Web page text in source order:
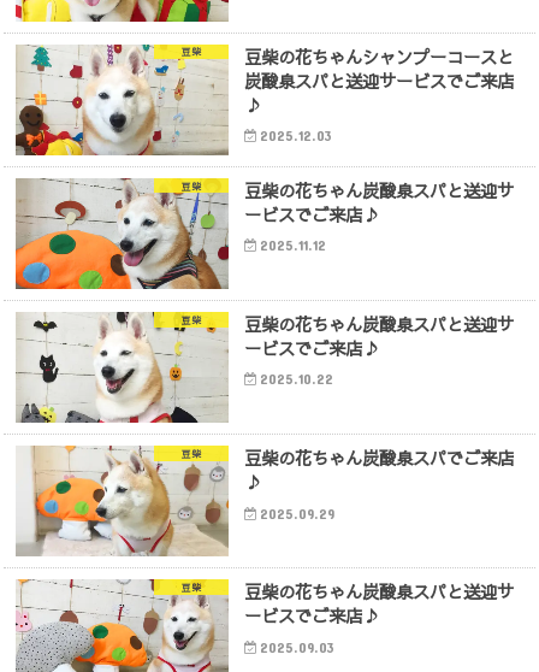
豆柴
豆柴の花ちゃんシャンプーコースと
炭酸泉スパと送迎サービスでご来店
♪
2025.12.03
豆柴
豆柴の花ちゃん炭酸泉スパと送迎サ
ービスでご来店♪
2025.11.12
豆柴
豆柴の花ちゃん炭酸泉スパと送迎サ
ービスでご来店♪
2025.10.22
豆柴
豆柴の花ちゃん炭酸泉スパでご来店
♪
2025.09.29
豆柴
豆柴の花ちゃん炭酸泉スパと送迎サ
ービスでご来店♪
2025.09.03